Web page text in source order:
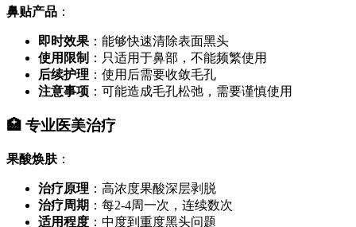
鼻贴产品 ：
即时效果 ：能够快速清除表面黑头
使用限制 ：只适用于鼻部，不能频繁使用
后续护理 ：使用后需要收敛毛孔
注意事项 ：可能造成毛孔松弛，需要谨慎使用
🏥 专业医美治疗
果酸焕肤：
治疗原理 ：高浓度果酸深层剥脱
治疗周期 ：每2-4周一次，连续数次
适用程度 ：中度到重度黑头问题